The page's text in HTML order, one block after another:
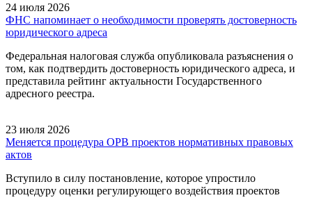
24 июля 2026
ФНС напоминает о необходимости проверять достоверность
юридического адреса
Федеральная налоговая служба опубликовала разъяснения о
том, как подтвердить достоверность юридического адреса, и
представила рейтинг актуальности Государственного
адресного реестра.
23 июля 2026
Меняется процедура ОРВ проектов нормативных правовых
актов
Вступило в силу постановление, которое упростило
процедуру оценки регулирующего воздействия проектов